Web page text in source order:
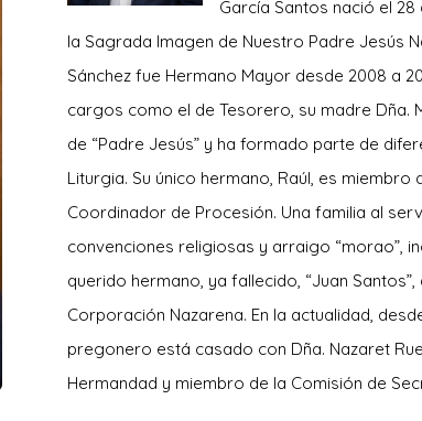
García Santos nació el
la Sagrada Imagen de Nuestro Padre Jesús
Sánchez fue Hermano Mayor desde 2008 a
cargos como el de Tesorero, su madre Dña.
de “Padre Jesús” y ha formado parte de
Liturgia. Su único hermano, Raúl, es miembro
Coordinador de Procesión. Una familia al
convenciones religiosas y arraigo “morao”,
querido hermano, ya fallecido, “Juan
Corporación Nazarena. En la actualidad,
pregonero está casado con Dña. Nazaret
Hermandad y miembro de la Comisión de